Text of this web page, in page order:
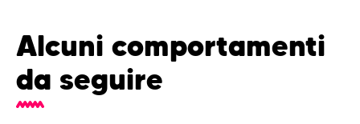
Alcuni comportamenti
da seguire